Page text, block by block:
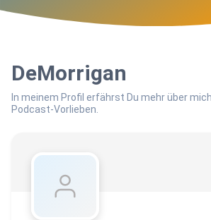
DeMorrigan
In meinem Profil erfährst Du mehr über
Podcast-Vorlieben.